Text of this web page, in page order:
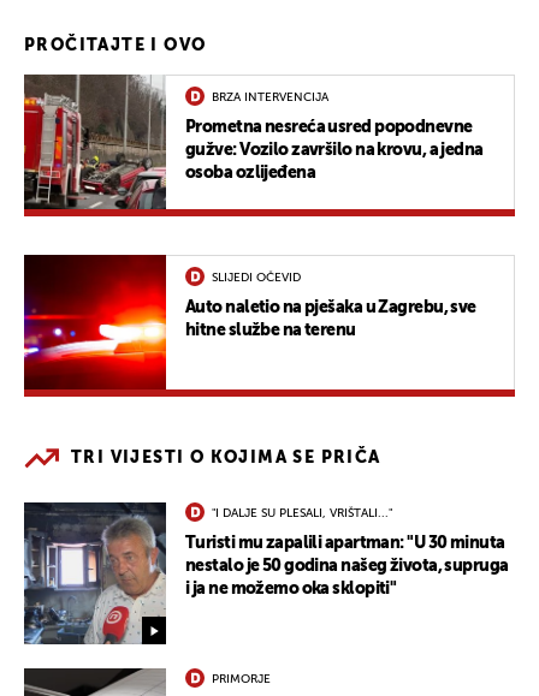
PROČITAJTE I OVO
BRZA INTERVENCIJA
Prometna nesreća usred popodnevne
gužve: Vozilo završilo na krovu, a jedna
osoba ozlijeđena
SLIJEDI OČEVID
Auto naletio na pješaka u Zagrebu, sve
hitne službe na terenu
TRI VIJESTI O KOJIMA SE PRIČA
"I DALJE SU PLESALI, VRIŠTALI..."
Turisti mu zapalili apartman: "U 30 minuta
nestalo je 50 godina našeg života, supruga
i ja ne možemo oka sklopiti"
PRIMORJE